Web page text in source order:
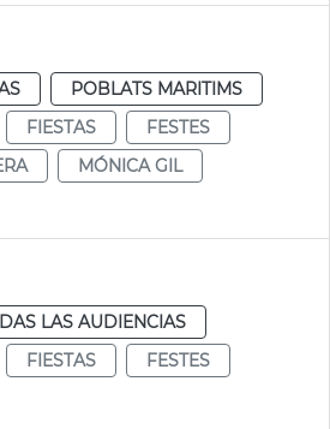
POBLATS MARITIMS
FIESTAS
FESTES
MÓNICA GIL
LAS AUDIENCIAS
FIESTAS
FESTES